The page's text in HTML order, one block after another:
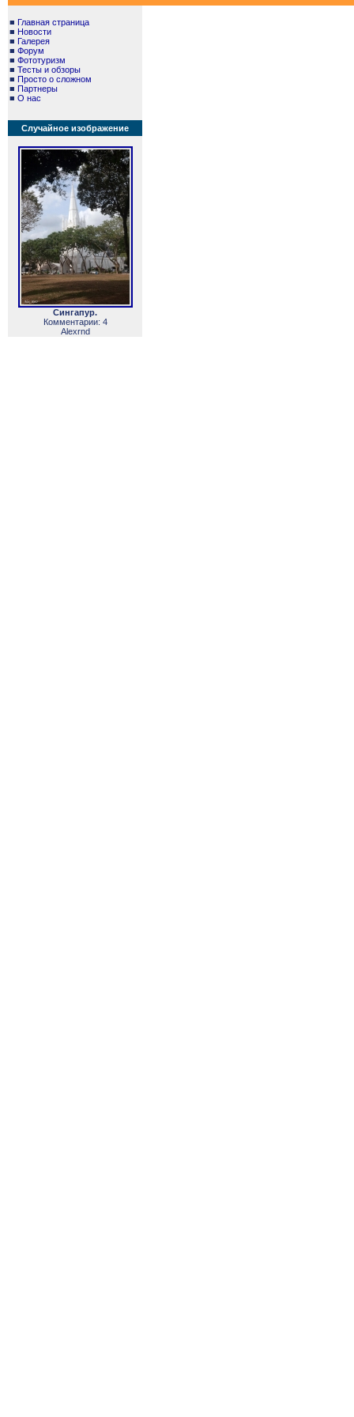
■ Главная страница
■ Новости
■ Галерея
■ Форум
■ Фототуризм
■ Тесты и обзоры
■ Просто о сложном
■ Партнеры
■ О нас
Случайное изображение
Сингапур.
Комментарии: 4
Alexrnd